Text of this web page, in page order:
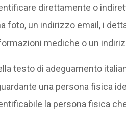
direttamente o
foto, un indirizzo email, i
mediche o un
testo di adeguamento
una persona fisica
la persona fisica